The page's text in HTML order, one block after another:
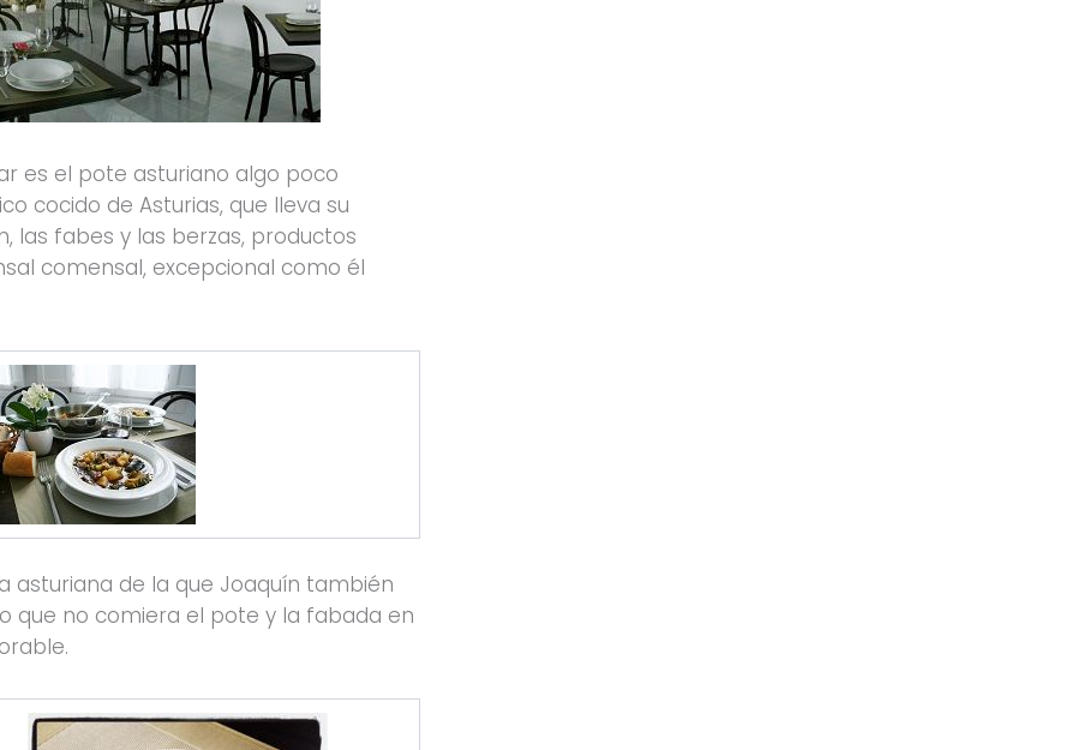
es el pote asturiano algo poco
cocido de Asturias, que lleva su
las fabes y las berzas, productos
comensal, excepcional como él
asturiana de la que Joaquín también
que no comiera el pote y la fabada en